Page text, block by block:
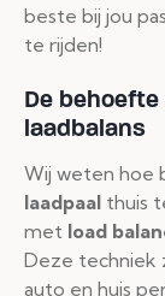
beste bij jou
te rijden!
De
laadbalans
Wij weten hoe
laadpaal thuis
met load
Deze techniek
auto en huis